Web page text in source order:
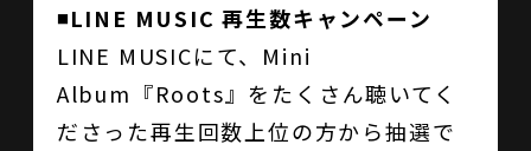
◾️LINE MUSIC 再生数キャンペーン
LINE MUSICにて、Mini
Album『Roots』をたくさん聴いてく
ださった再生回数上位の方から抽選で